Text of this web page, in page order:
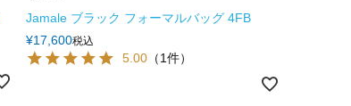
Jamale ブラック フォーマルバッグ 4FB
¥17,600税込
5.00 （1件）